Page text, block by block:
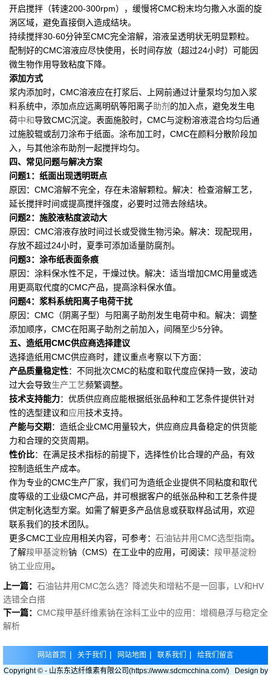
开启搅拌（转速200-300rpm），缓慢将CMC粉末均匀撒入水面的旋
涡区域，避免直接倒入造成结块。
持续搅拌30-60分钟至CMC完全溶解，溶液呈透明状无明显颗粒。
配制好的CMC溶液应尽快使用，长时间存放（超过24小时）可能因
微生物作用导致粘度下降。
添加方式
浆内添加时，CMC溶液应在打浆后、上网前通过计量泵均匀加入浆
料系统中，添加点应远离明矾等阳离子助剂 的加入点，避免发生电
荷中和导致CMC沉淀。表面施胶时，CMC与淀粉溶液混合均匀后通
过施胶辊或刮刀涂布于纸面。涂布加工时，CMC在颜料分散阶段加
入，与其他涂布助剂一起搅拌均匀。
四、常见问题与解决方案
问题1：纸面出现透明斑点
原因：CMC溶解不完全，存在未溶解颗粒。解决：检查溶解工艺，
延长搅拌时间或提高搅拌强度，必要时过筛去除结块。
问题2：施胶液粘度波动大
原因：CMC溶液存放时间过长或受微生物污染。解决：现配现用，
存放不超过24小时，夏季可添加适量防腐剂。
问题3：涂布纸表面条痕
原因：涂料保水性不足，干燥过快。解决：适当增加CMC用量或选
用更高取代度的CMC产品，提高涂料保水值。
问题4：浆料系统阳离子电荷干扰
原因：CMC（阴离子型）与阳离子助剂发生电荷中和。解决：调整
添加顺序，CMC在阳离子助剂之前加入，间隔至少5分钟。
五、造纸用CMC供应商选择建议
选择造纸用CMC供应商时，建议重点考察以下方面：
产品质量稳定性：不同批次CMC的粘度和取代度应保持一致，波动
过大会导致生产工艺频繁调整。
技术支持能力：优质供应商应能根据纸张品种和工艺条件提供针对
性的选型建议和应用技术支持。
产能与交期 ：造纸企业CMC用量较大，供应商应具备稳定的供货能
力和合理的交货周期。
性价比：在满足技术指标的前提下，选择性价比合理的产品，有效
控制造纸生产成本。
作为专业的CMC生产厂家，我们可为造纸企业提供不同粘度和取代
度等级的工业级CMC产品，并可根据客户的纸张品种和工艺条件提
供定制化选型方案。如需了解更多产品信息或获取样品试用，欢迎
联系我们的技术团队。
更多CMC工业应用相关内容，可参考： 石油钻井用CMC选型指南。
了解羧甲基淀粉钠（CMS）在工业中的应用，可阅读： 羧甲基淀粉
钠工业应用。
上一篇： 石油钻井用CMC怎么选？降滤失和增粘不是一回事，LV和HV
选错全白搭
下一篇： CMC羧甲基纤维素钠在涂料工业中的应用：增稠悬浮与稳定全
解析
网站首页 | 关于我们 | 网站地图 | 联系我们 |
给我们留言
Copyright © - 山东东达纤维素有限公司(https://www.sdcmcchina.com/) Design by